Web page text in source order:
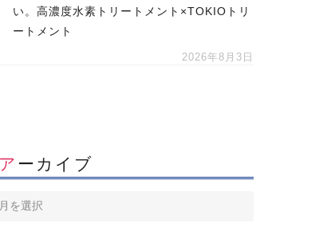
い。高濃度水素トリートメント×TOKIOトリ
ートメント
2026年8月3日
アーカイブ